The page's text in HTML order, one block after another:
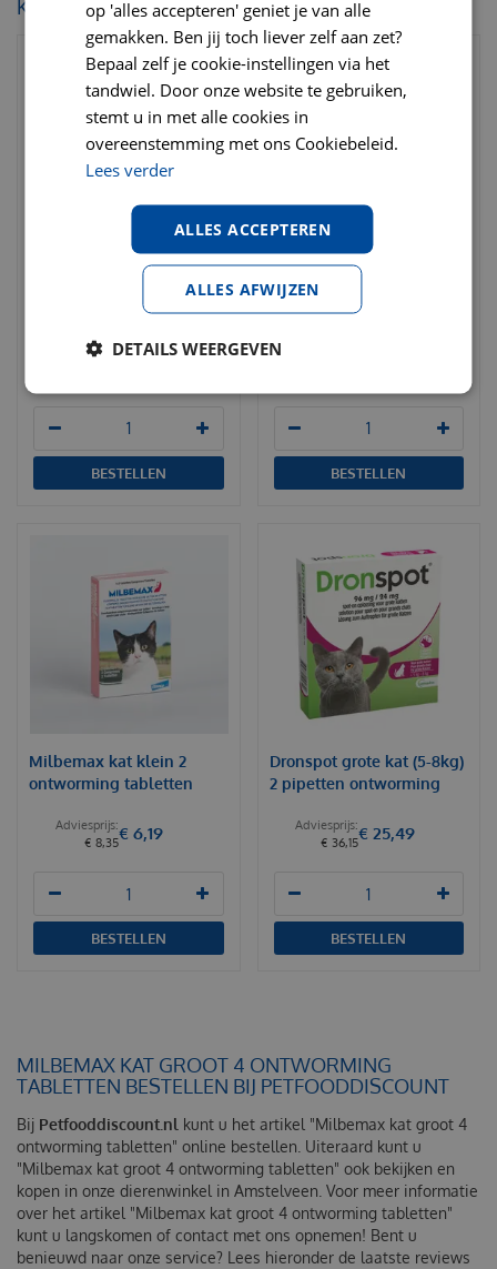
KIJK OOK EENS NAAR:
Milbemax kat groot 2
ontworming tabletten
€ 16, 80€ 12,19
BESTELLEN
Dronspot middelgrote kat
(2,5-5kg) 2 pipetten
ontworming
BESTELLEN
Milbemax kat klein 2
ontworming tabletten
€ 8,35€ 6,19
BESTELLEN
Dronspot grote kat (5-8kg)
2 pipetten ontworming
€ 36,15€ 25,49
BESTELLEN
MILBEMAX KAT GROOT 4 ONTWORMING
TABLETTEN BESTELLEN BIJ PETFOODDISCOUNT
Bij Petfooddiscount.nl kunt u het artikel "Milbemax kat groot 4
ontworming tabletten" online bestellen. Uiteraard kunt u
"Milbemax kat groot 4 ontworming tabletten" ook bekijken en
kopen in onze dierenwinkel in Amstelveen. Voor meer informatie
over het artikel "Milbemax kat groot 4 ontworming tabletten"
kunt u langskomen of contact met ons opnemen! Bent u
benieuwd naar onze service? Lees hieronder de laatste reviews
op 'alles accepteren' geniet je van alle
gemakken. Ben jij toch liever zelf aan zet?
Bepaal zelf je cookie-instellingen via het
tandwiel. Door onze website te gebruiken,
stemt u in met alle cookies in
overeenstemming met ons Cookiebeleid.
Lees verder
ALLES ACCEPTEREN
ALLES AFWIJZEN
DETAILS WEERGEVEN